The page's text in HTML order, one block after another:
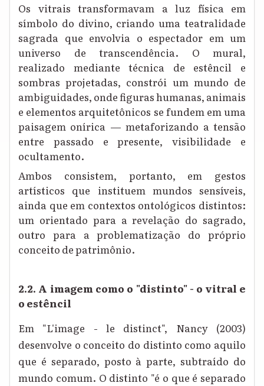
Os vitrais transformavam a luz física em
símbolo do divino, criando uma teatralidade
sagrada que envolvia o espectador em um
universo de transcendência. O mural,
realizado mediante técnica de estêncil e
sombras projetadas, constrói um mundo de
ambiguidades, onde figuras humanas, animais
e elementos arquitetônicos se fundem em uma
paisagem onírica — metaforizando a tensão
entre passado e presente, visibilidade e
ocultamento.
Ambos consistem, portanto, em gestos
artísticos que instituem mundos sensíveis,
ainda que em contextos ontológicos distintos:
um orientado para a revelação do sagrado,
outro para a problematização do próprio
conceito de patrimônio.
2.2. A imagem como o "distinto" - o vitral e
o estêncil
Em "L'image - le distinct", Nancy (2003)
desenvolve o conceito do distinto como aquilo
que é separado, posto à parte, subtraído do
mundo comum. O distinto "é o que é separado